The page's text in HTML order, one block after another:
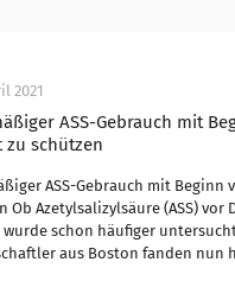
2021
ASS-Gebrauch mit
zu schützen
ASS-Gebrauch mit Beginn
Ob Azetylsalizylsäure (ASS) vor
wurde schon häufiger
aus Boston fanden nun